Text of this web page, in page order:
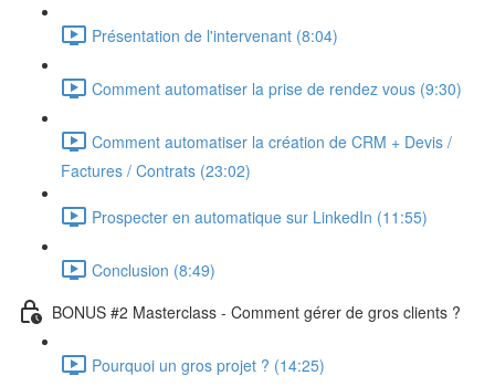
Présentation de l'intervenant (8:04)
Comment automatiser la prise de rendez vous (9:30)
Comment automatiser la création de CRM + Devis /
Factures / Contrats (23:02)
Prospecter en automatique sur LinkedIn (11:55)
Conclusion (8:49)
BONUS #2 Masterclass - Comment gérer de gros clients ?
Pourquoi un gros projet ? (14:25)